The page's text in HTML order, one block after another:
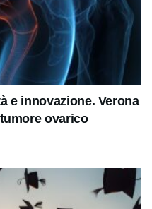
e innovazione. Verona
ovarico